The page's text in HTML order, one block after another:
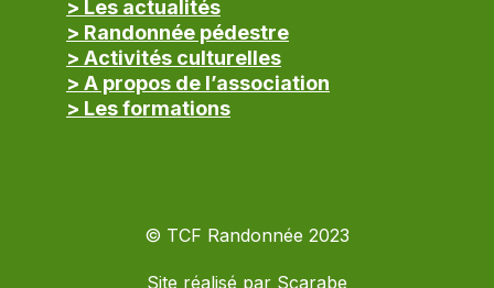
> Les actualités
> Randonnée pédestre
> Activités culturelles
> A propos de l’association
> Les formations
© TCF Randonnée 2023
Site réalisé par Scarabe